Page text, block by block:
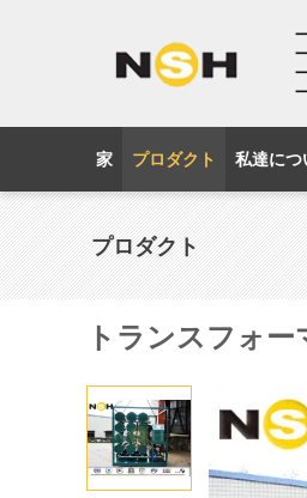
家 プロダクト 私達につ
プロダクト
トランスフォ